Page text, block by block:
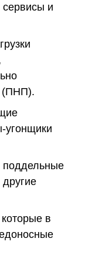
и
(ПНП).
угонщики
в